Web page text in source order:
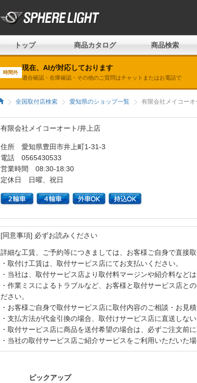
トップ 商品カタログ 商品検索
時間外
現在、AIが対応しております
適合確認・在庫確認・その他のご質問はチャットまたはお電話で
全国取付店検索 愛知県のショップ一覧 有限会社メイコー
有限会社メイコーオート/井上店
住所 愛知県豊田市井上町1-31-3
電話 0565430533
営業時間 08:30-18:30
定休日 日曜、祝日
[同意事項] 必ずお読みください
詳細な工賃、ご予約等につきましては、お客様ご自身で直接
・取付け工賃は、取付サービス店にてお支払いください。
・当社は、取付サービス店より取付料マージンや紹介料など
・作業ミスによるトラブルなど、お客様と取付サービス店と
ださい。
・お客様ご自身で取付サービス店に取付内容のご相談・お見
・支払方法が代金引換の場合、取付けサービス店に直送しな
・取付サービス店に商品を送付希望の場合は、必ずご注文前
・当社の取付サービス店ご紹介サービスをご利用いただいた
ピックアップ